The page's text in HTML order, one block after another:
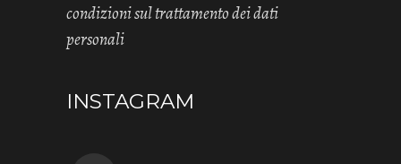
condizioni sul trattamento dei dati
personali
INSTAGRAM